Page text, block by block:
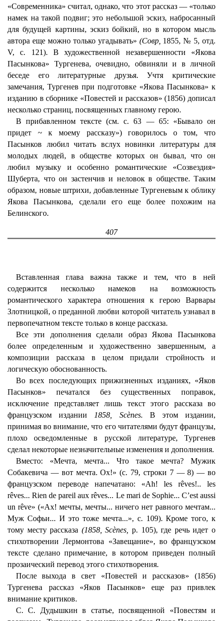
«Современника» считал, однако, что этот рассказ — «только
намек на такой подвиг; это небольшой эскиз, набросанный
для будущей картины, эскиз бойкий, но в котором мысль
автора еще можно только угадывать» (Совр, 1855, № 5, отд.
V, с. 121). В художественной незавершенности «Якова
Пасынкова» Тургенева, очевидно, обвиняли и в личной
беседе его литературные друзья. Учтя критические
замечания, Тургенев при подготовке «Якова Пасынкова» к
изданию в сборнике «Повестей и рассказов» (1856) дописал
несколько страниц, посвященных главному герою.
В прибавленном тексте (см. с. 63 — 65: «Бывало он
придет ~ к моему рассказу») говорилось о том, что
Пасынков любил читать вслух новинки литературы для
молодых людей, в обществе которых он бывал, что он
любил музыку и особенно романтические «Созвездия»
Шуберта, что он застенчив и неловок в обществе. Таким
образом, новые штрихи, добавленные Тургеневым к облику
Якова Пасынкова, сделали его еще более похожим на
Белинского.
407
Вставленная глава важна также и тем, что в ней
содержится несколько намеков на возможность
романтического характера отношения к герою Варвары
Злотницкой, о преданной любви которой читатель узнавал в
первопечатном тексте только в конце рассказа.
Все эти дополнения сделали образ Якова Пасынкова
более определенным и художественно завершенным, а
композиции рассказа в целом придали стройность и
логическую обоснованность.
Во всех последующих прижизненных изданиях, «Яков
Пасынков» печатался без существенных поправок,
исключение представляет лишь текст этого рассказа во
французском издании 1858, Scènes. В этом издании,
принимая во внимание, что его читателями будут французы,
плохо осведомленные в русской литературе, Тургенев
сделал некоторые незначительные изменения и дополнения.
Вместо: «Мечта, мечта... Что такое мечта? Мужик
Собакевича — вот мечта. Ох!» (с. 79, строки 7 — 8) — во
французском переводе напечатано: «Ah! les rêves!.. les
rêves... Rien de pareil aux rêves... Le mari de Sophie... C’est aussi
un rêve» («Ах! мечты, мечты... ничего нет равного мечтам...
Муж Софьи... И это тоже мечта...», с. 109). Кроме того, к
тому месту рассказа (1858, Scènes,р. 105), где речь идет о
стихотворении Лермонтова «Завещание», во французском
тексте сделано примечание, в котором приведен полный
прозаический перевод этого стихотворения.
После выхода в свет «Повестей и рассказов» (1856)
Тургенева рассказ «Яков Пасынков» еще раз привлек
внимание критиков.
С. С. Дудышкин в статье, посвященной «Повестям и